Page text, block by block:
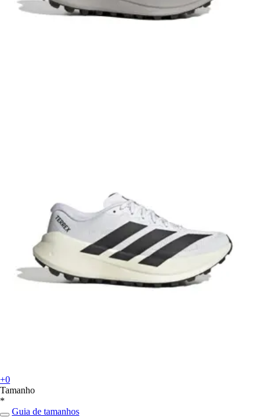
+0
Tamanho
*
Guia de tamanhos